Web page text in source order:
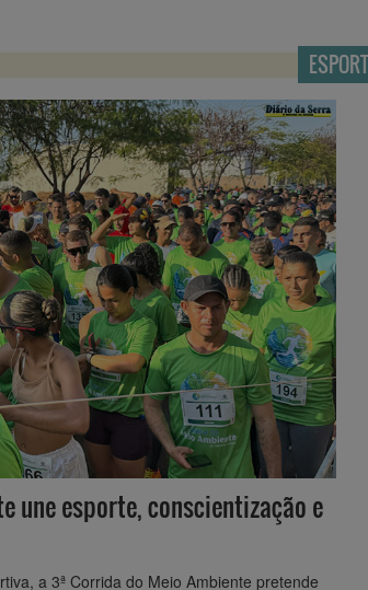
une esporte, conscientização e
a 3ª Corrida do Meio Ambiente pretende